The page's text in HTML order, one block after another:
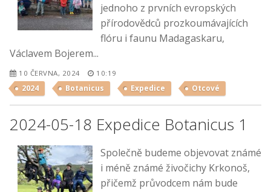
jednoho z prvních evropských
přírodovědců prozkoumávajících
flóru i faunu Madagaskaru,
Václavem Bojerem...
10 ČERVNA, 2024 10:19
2024 Botanicus Expedice Otcové
2024-05-18 Expedice Botanicus 1
Společně budeme objevovat známé
i méně známé živočichy Krkonoš,
přičemž průvodcem nám bude